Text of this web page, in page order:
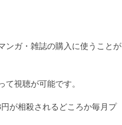
ンガ・雑誌の購入に使うことが
視聴が可能です。
が相殺されるどころか毎月プ